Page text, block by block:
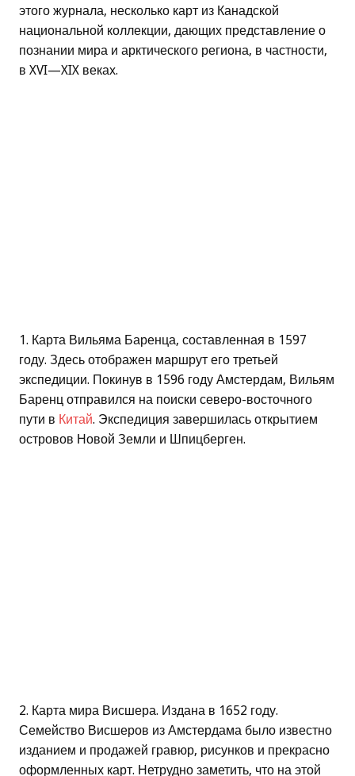
этого журнала, несколько карт из Канадской
национальной коллекции, дающих представление о
познании мира и арктического региона, в частности,
в XVI—XIX веках.
1. Карта Вильяма Баренца, составленная в 1597
году. Здесь отображен маршрут его третьей
экспедиции. Покинув в 1596 году Амстердам, Вильям
Баренц отправился на поиски северо-восточного
пути в Китай. Экспедиция завершилась открытием
островов Новой Земли и Шпицберген.
2. Карта мира Висшера. Издана в 1652 году.
Семейство Висшеров из Амстердама было известно
изданием и продажей гравюр, рисунков и прекрасно
оформленных карт. Нетрудно заметить, что на этой